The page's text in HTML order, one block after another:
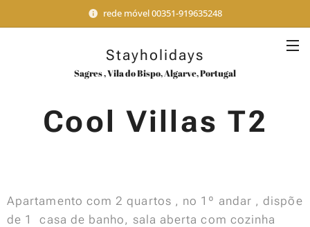
rede móvel 00351-919635248
Stayholidays
Sagres , Vila do Bispo, Algarve, Portugal
Cool Villas T2
Apartamento com 2 quartos , no 1º andar , dispõe
de 1 casa de banho, sala aberta com cozinha